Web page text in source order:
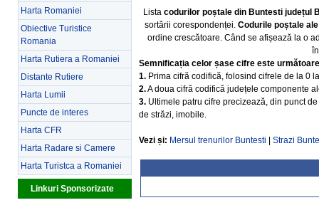
Harta Romaniei
Obiective Turistice
Romania
Harta Rutiera a Romaniei
Distante Rutiere
Harta Lumii
Puncte de interes
Harta CFR
Harta Radare si Camere
Harta Turistca a Romaniei
Linkuri Sponsorizate
Lista codurilor poștale din Buntesti județul
sortării corespondenței. Codurile poștale
ordine crescătoare. Când se afișează la o
Semnificația celor șase cifre este
1. Prima cifră codifică, folosind cifrele de la 0
2.A doua cifră codifică județele componente
3. Ultimele patru cifre precizează, din punct
de străzi, imobile.
Vezi și: Mersul trenurilor Buntesti Strazi